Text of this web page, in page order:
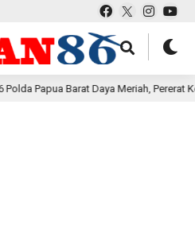
Barat Daya Meriah, Pererat